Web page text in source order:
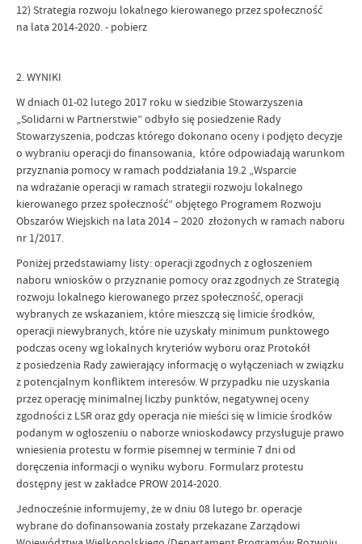
12) Strategia rozwoju lokalnego kierowanego przez społeczność
na lata 2014-2020. - pobierz
2. WYNIKI
W dniach 01-02 lutego 2017 roku w siedzibie Stowarzyszenia
„Solidarni w Partnerstwie” odbyło się posiedzenie Rady
Stowarzyszenia, podczas którego dokonano oceny i podjęto decyzje
o wybraniu operacji do finansowania, które odpowiadają warunkom
przyznania pomocy w ramach poddziałania 19.2 „Wsparcie
na wdrażanie operacji w ramach strategii rozwoju lokalnego
kierowanego przez społeczność” objętego Programem Rozwoju
Obszarów Wiejskich na lata 2014 – 2020 złożonych w ramach naboru
nr 1/2017.
Poniżej przedstawiamy listy: operacji zgodnych z ogłoszeniem
naboru wniosków o przyznanie pomocy oraz zgodnych ze Strategią
rozwoju lokalnego kierowanego przez społeczność, operacji
wybranych ze wskazaniem, które mieszczą się limicie środków,
operacji niewybranych, które nie uzyskały minimum punktowego
podczas oceny wg lokalnych kryteriów wyboru oraz Protokół
z posiedzenia Rady zawierający informację o wyłączeniach w związku
z potencjalnym konfliktem interesów. W przypadku nie uzyskania
przez operację minimalnej liczby punktów, negatywnej oceny
zgodności z LSR oraz gdy operacja nie mieści się w limicie środków
podanym w ogłoszeniu o naborze wnioskodawcy przysługuje prawo
wniesienia protestu w formie pisemnej w terminie 7 dni od
doręczenia informacji o wyniku wyboru. Formularz protestu
dostępny jest w zakładce PROW 2014-2020.
Jednocześnie informujemy, że w dniu 08 lutego br. operacje
wybrane do dofinansowania zostały przekazane Zarządowi